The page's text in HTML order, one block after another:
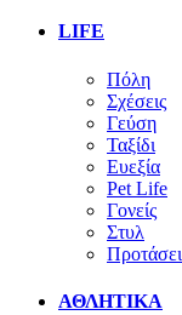
LIFE
Πόλη
Σχέσεις
Γεύση
Ταξίδι
Ευεξία
Pet Life
Γονείς
Στυλ
ΑΘΛΗΤΙΚΑ